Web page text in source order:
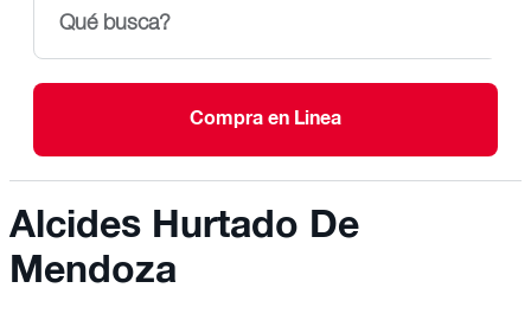
Compra en Linea
Alcides Hurtado De
Mendoza